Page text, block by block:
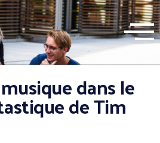
dans le
de Tim